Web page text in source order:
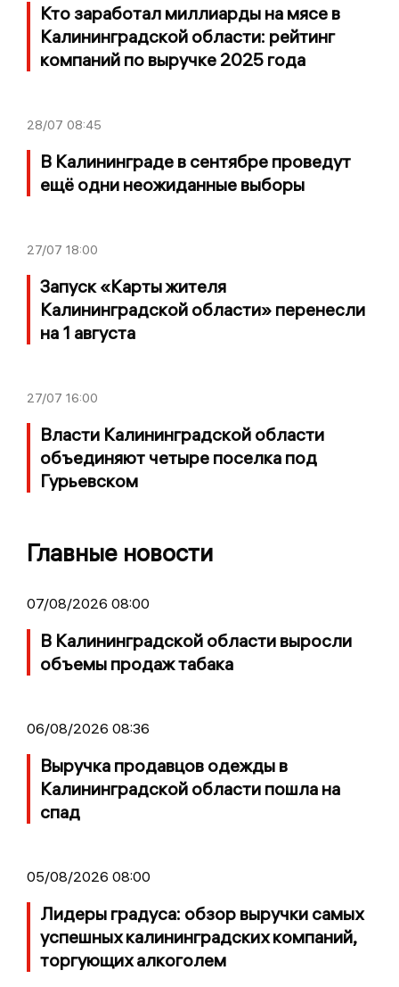
Кто заработал миллиарды на мясе в
Калининградской области: рейтинг
компаний по выручке 2025 года
28/07 08:45
В Калининграде в сентябре проведут
ещё одни неожиданные выборы
27/07 18:00
Запуск «Карты жителя
Калининградской области» перенесли
на 1 августа
27/07 16:00
Власти Калининградской области
объединяют четыре поселка под
Гурьевском
Главные новости
07/08/2026 08:00
В Калининградской области выросли
объемы продаж табака
06/08/2026 08:36
Выручка продавцов одежды в
Калининградской области пошла на
спад
05/08/2026 08:00
Лидеры градуса: обзор выручки самых
успешных калининградских компаний,
торгующих алкоголем